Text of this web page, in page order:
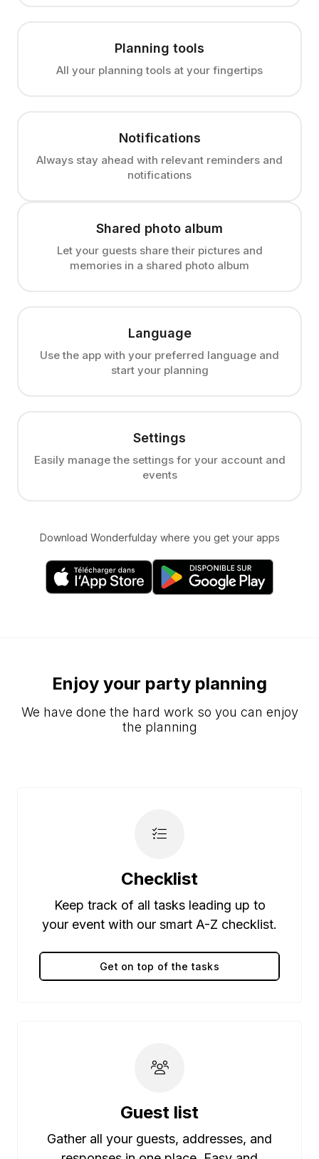
Planning tools
All your planning tools at your fingertips
Notifications
Always stay ahead with relevant reminders and
notifications
Shared photo album
Let your guests share their pictures and
memories in a shared photo album
Language
Use the app with your preferred language and
start your planning
Settings
Easily manage the settings for your account and
events
Download Wonderfulday where you get your apps
Enjoy your party planning
We have done the hard work so you can enjoy
the planning
Checklist
Keep track of all tasks leading up to
your event with our smart A-Z checklist.
Get on top of the tasks
Guest list
Gather all your guests, addresses, and